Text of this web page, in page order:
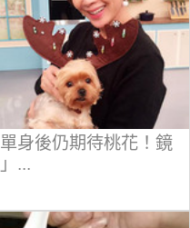
身後仍期待桃花！鏡
...